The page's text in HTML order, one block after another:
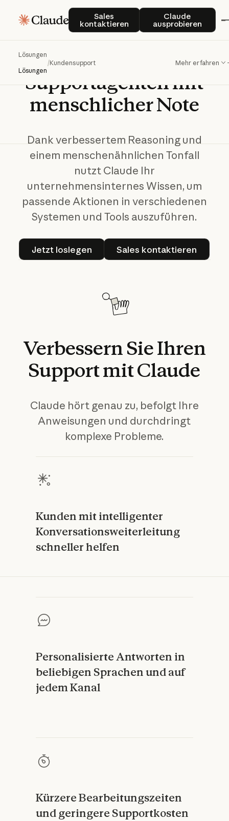
Sales
kontaktieren
Sales kontaktierenClaude
ausprobieren
Claude
Lösungen
Lösungen
/Kundensupport Mehr erfahren
Entwickeln
KI-
Supportagentenmit
menschlicherNote
Dank verbessertem Reasoning und
einem menschenähnlichen Tonfall
nutzt Claude Ihr
unternehmensinternes Wissen, um
passende Aktionen in verschiedenen
Systemen und Tools auszuführen.
Jetzt loslegen
Jetzt loslegen
Sales kontaktieren
Sales
Verbessern SieIhren
SupportmitClaude
Claude hört genau zu, befolgt Ihre
Anweisungen und durchdringt
komplexe Probleme.
Kunden mit intelligenter
Konversationsweiterleitung
schneller helfen
Personalisierte Antworten in
beliebigen Sprachen und auf
jedem Kanal
Kürzere Bearbeitungszeiten
und geringere Supportkosten